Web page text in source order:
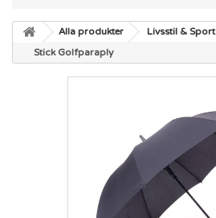
Alla produkter Livsstil & Sport
Stick Golfparaply